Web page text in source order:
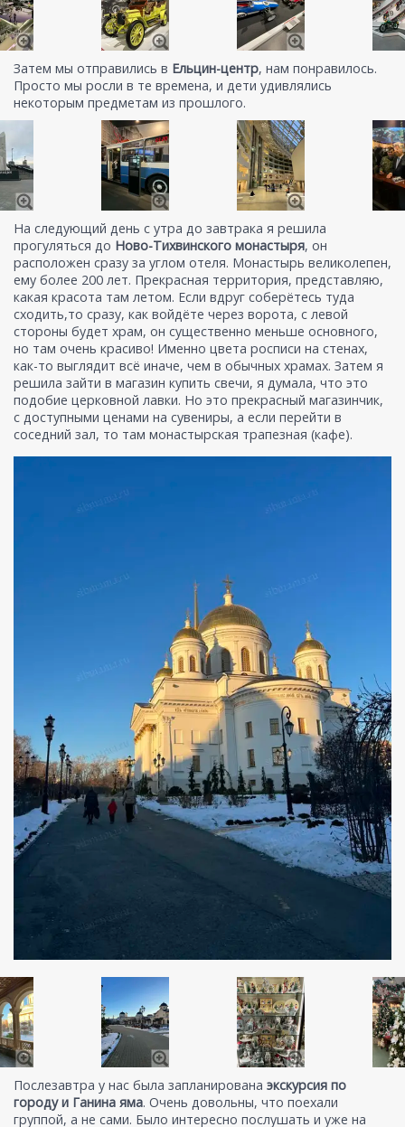
Затем мы отправились в Ельцин-центр, нам понравилось.
Просто мы росли в те времена, и дети удивлялись
некоторым предметам из прошлого.
На следующий день с утра до завтрака я решила
прогуляться до Ново-Тихвинского монастыря, он
расположен сразу за углом отеля. Монастырь великолепен,
ему более 200 лет. Прекрасная территория, представляю,
какая красота там летом. Если вдруг соберётесь туда
сходить,то сразу, как войдёте через ворота, с левой
стороны будет храм, он существенно меньше основного,
но там очень красиво! Именно цвета росписи на стенах,
как-то выглядит всё иначе, чем в обычных храмах. Затем я
решила зайти в магазин купить свечи, я думала, что это
подобие церковной лавки. Но это прекрасный магазинчик,
с доступными ценами на сувениры, а если перейти в
соседний зал, то там монастырская трапезная (кафе).
Послезавтра у нас была запланирована экскурсия по
городу и Ганина яма. Очень довольны, что поехали
группой, а не сами. Было интересно послушать и уже на